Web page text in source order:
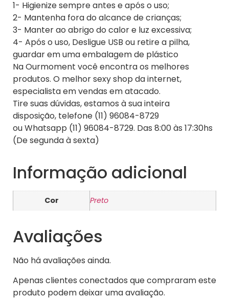
1- Higienize sempre antes e após o uso;
2- Mantenha fora do alcance de crianças;
3- Manter ao abrigo do calor e luz excessiva;
4- Após o uso, Desligue USB ou retire a pilha,
guardar em uma embalagem de plástico
Na Ourmoment você encontra os melhores
produtos. O melhor sexy shop da internet,
especialista em vendas em atacado.
Tire suas dúvidas, estamos à sua inteira
disposição, telefone (11) 96084-8729
ou Whatsapp (11) 96084-8729. Das 8:00 às 17:30hs
(De segunda à sexta)
Informação adicional
Cor Preto
Avaliações
Não há avaliações ainda.
Apenas clientes conectados que compraram este
produto podem deixar uma avaliação.